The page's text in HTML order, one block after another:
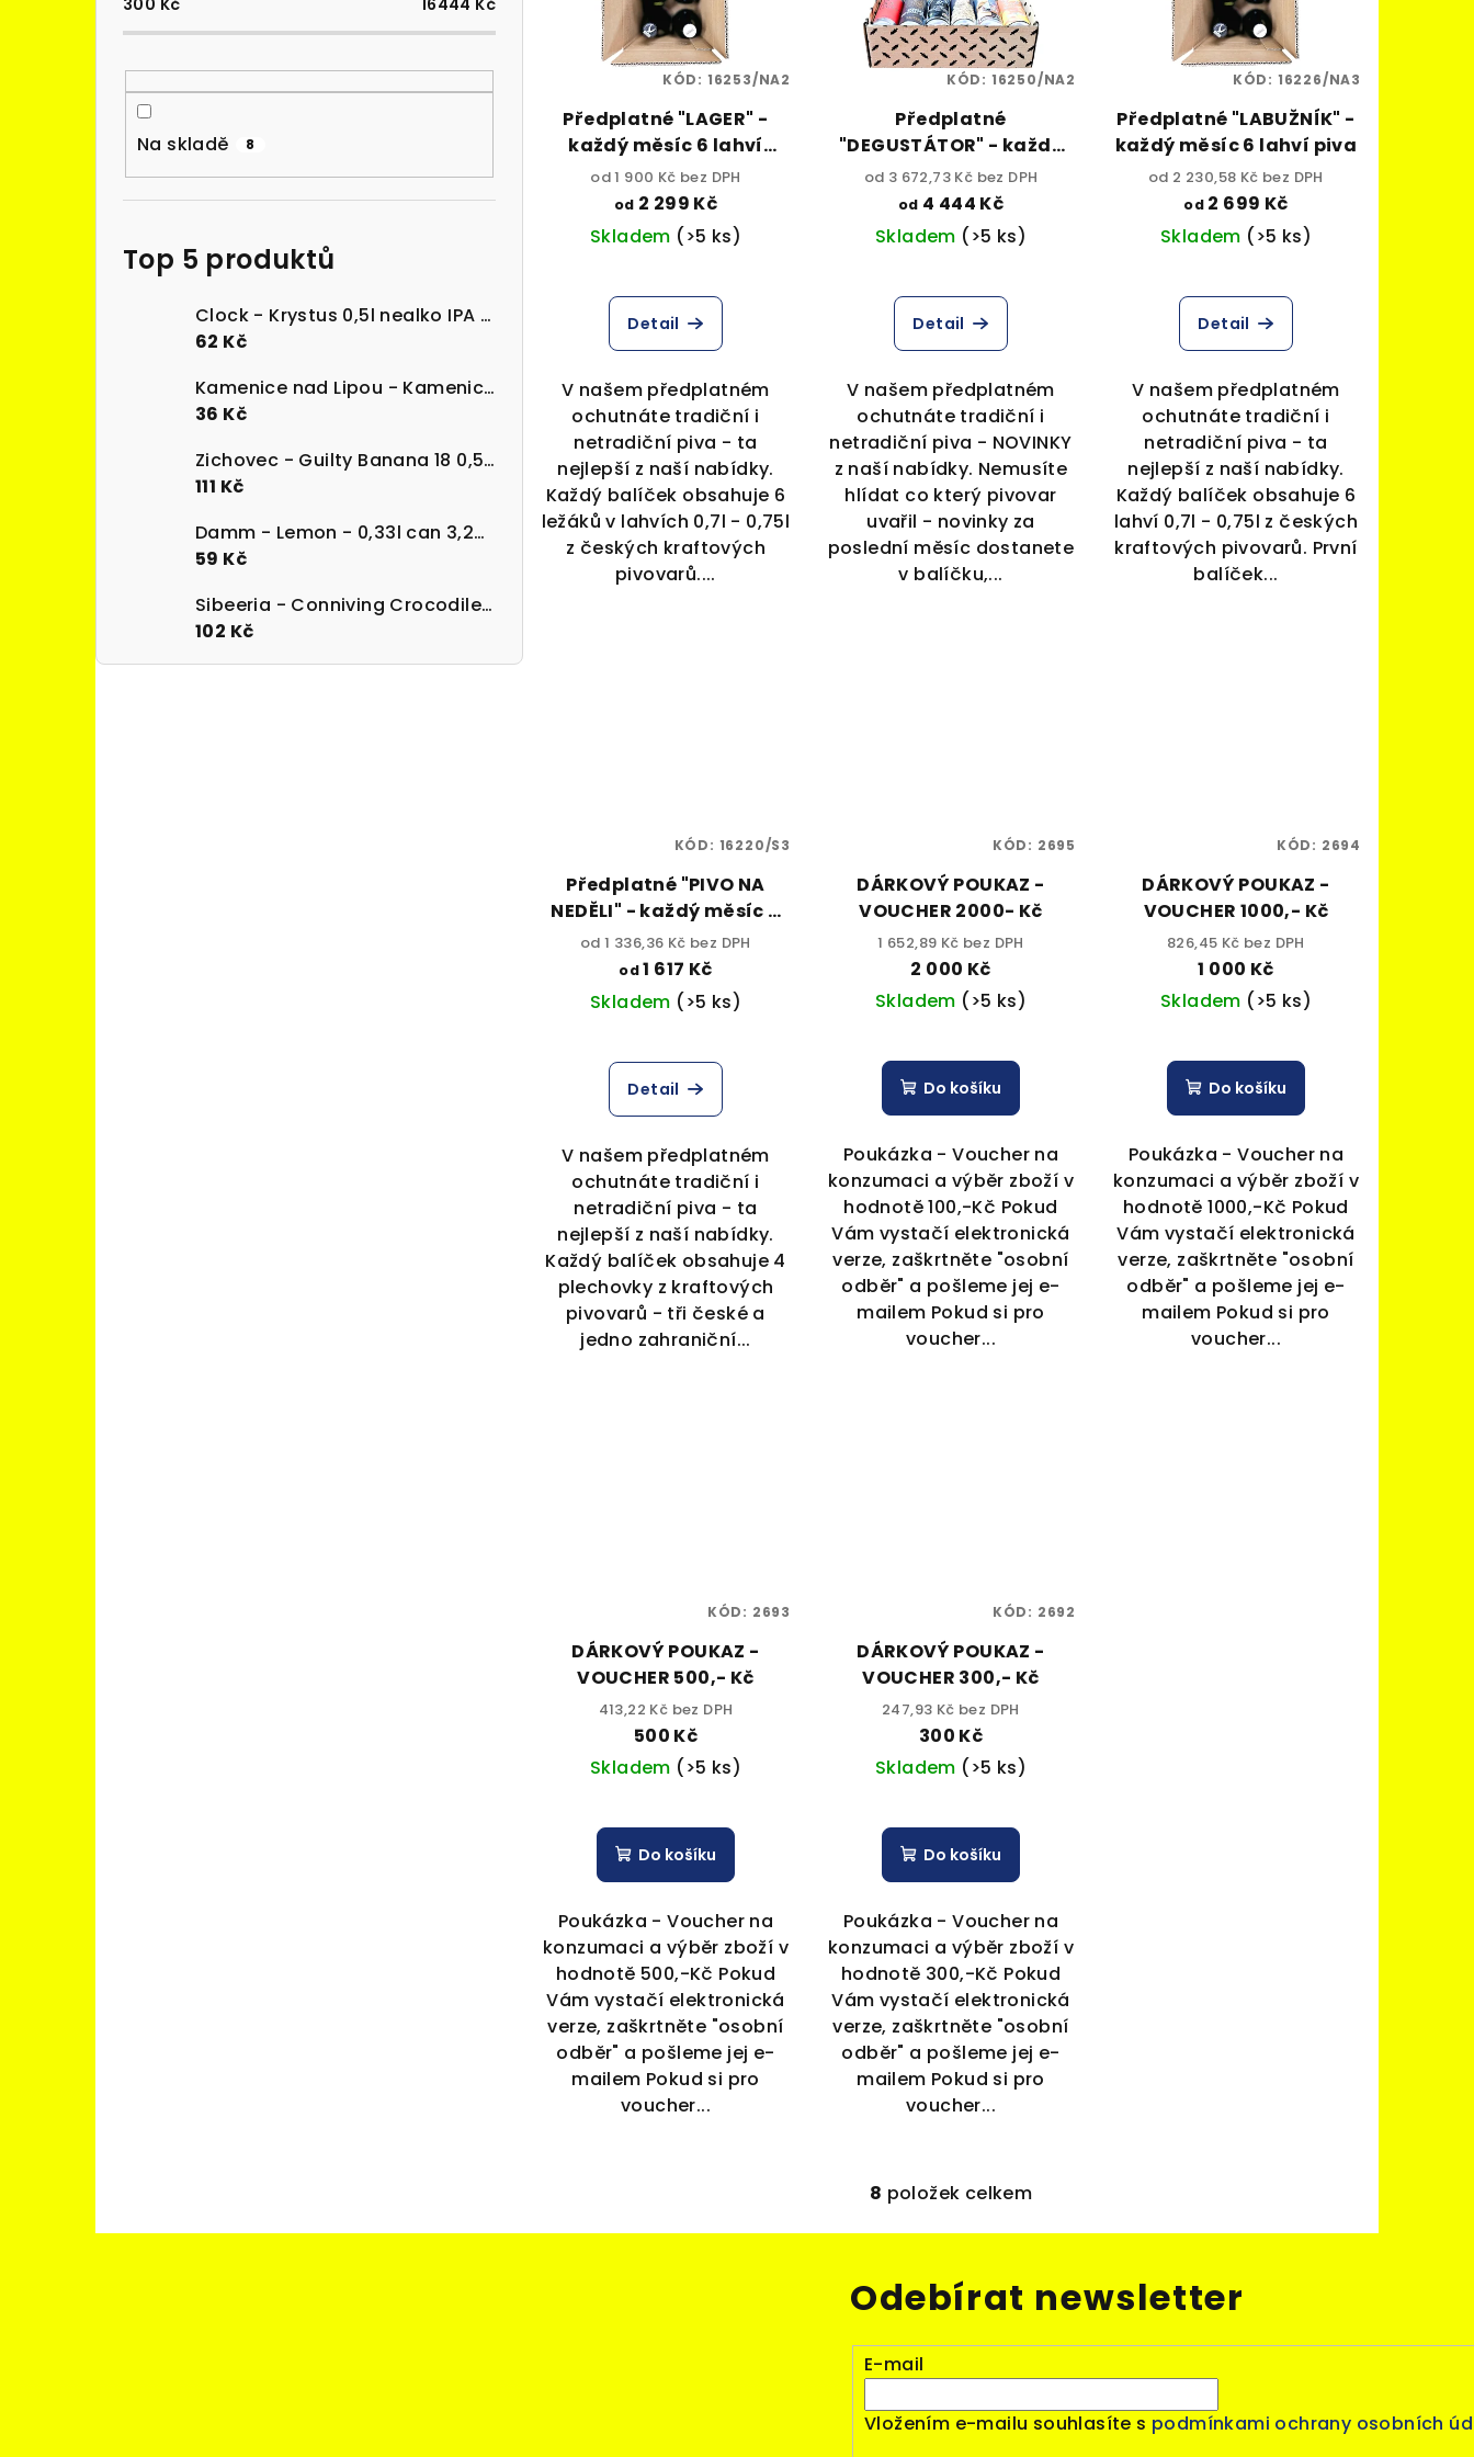
300 Kč 16444 Kč
Na skladě 8
Top 5 produktů
Clock - Krystus 0,5l nealko IPA can <0,5% alk.
62 Kč
Kamenice nad Lipou - Kamenická desítka 10° 0,5l can 4,2% alc.
36 Kč
Zichovec - Guilty Banana 18 0,5l can 5% alk.
111 Kč
Damm - Lemon - 0,33l can 3,2% alk.
59 Kč
Sibeeria - Conniving Crocodile 0,5l can 7,3% alk.
102 Kč
o
ů
Předplatné "LAGER" -
každý měsíc 6 lahví
ležáků
od 1 900 Kč bez DPH
od 2 299 Kč
Skladem (>5 ks)
Detail
V našem předplatném
ochutnáte tradiční i
netradiční piva - ta
nejlepší z naší nabídky.
Každý balíček obsahuje 6
ležáků v lahvích 0,7l - 0,75l
z českých kraftových
pivovarů....
KÓD: 16253/NA2
Předplatné
"DEGUSTÁTOR" - každý
měsíc 12 plechovek piva
od 3 672,73 Kč bez DPH
od 4 444 Kč
Skladem (>5 ks)
Detail
V našem předplatném
ochutnáte tradiční i
netradiční piva - NOVINKY
z naší nabídky. Nemusíte
hlídat co který pivovar
uvařil - novinky za
poslední měsíc dostanete
v balíčku,...
KÓD: 16250/NA2
Předplatné "LABUŽNÍK" -
každý měsíc 6 lahví piva
od 2 230,58 Kč bez DPH
od 2 699 Kč
Skladem (>5 ks)
Detail
V našem předplatném
ochutnáte tradiční i
netradiční piva - ta
nejlepší z naší nabídky.
Každý balíček obsahuje 6
lahví 0,7l - 0,75l z českých
kraftových pivovarů. První
balíček...
KÓD: 16226/NA3
Předplatné "PIVO NA
NEDĚLI" - každý měsíc 4
plechovky piva
od 1 336,36 Kč bez DPH
od1 617 Kč
Skladem (>5 ks)
Detail
V našem předplatném
ochutnáte tradiční i
netradiční piva - ta
nejlepší z naší nabídky.
Každý balíček obsahuje 4
plechovky z kraftových
pivovarů - tři české a
jedno zahraniční...
KÓD: 16220/S3
DÁRKOVÝ POUKAZ -
VOUCHER 2000- Kč
1 652,89 Kč bez DPH
2 000 Kč
Skladem (>5 ks)
Do košíku
Poukázka - Voucher na
konzumaci a výběr zboží v
hodnotě 100,-Kč Pokud
Vám vystačí elektronická
verze, zaškrtněte "osobní
odběr" a pošleme jej e-
mailem Pokud si pro
voucher...
KÓD: 2695
DÁRKOVÝ POUKAZ -
VOUCHER 1000,- Kč
826,45 Kč bez DPH
1 000 Kč
Skladem (>5 ks)
Do košíku
Poukázka - Voucher na
konzumaci a výběr zboží v
hodnotě 1000,-Kč Pokud
Vám vystačí elektronická
verze, zaškrtněte "osobní
odběr" a pošleme jej e-
mailem Pokud si pro
voucher...
KÓD: 2694
DÁRKOVÝ POUKAZ -
VOUCHER 500,- Kč
413,22 Kč bez DPH
500 Kč
Skladem (>5 ks)
Do košíku
Poukázka - Voucher na
konzumaci a výběr zboží v
hodnotě 500,-Kč Pokud
Vám vystačí elektronická
verze, zaškrtněte "osobní
odběr" a pošleme jej e-
mailem Pokud si pro
voucher...
KÓD: 2693
DÁRKOVÝ POUKAZ -
VOUCHER 300,- Kč
247,93 Kč bez DPH
300 Kč
Skladem (>5 ks)
Do košíku
Poukázka - Voucher na
konzumaci a výběr zboží v
hodnotě 300,-Kč Pokud
Vám vystačí elektronická
verze, zaškrtněte "osobní
odběr" a pošleme jej e-
mailem Pokud si pro
voucher...
KÓD: 2692
O
v
á
c
í
8 položek celkem
Odebírat newsletter
E-mail
Vložením e-mailu souhlasíte s podmínkami ochrany osobních